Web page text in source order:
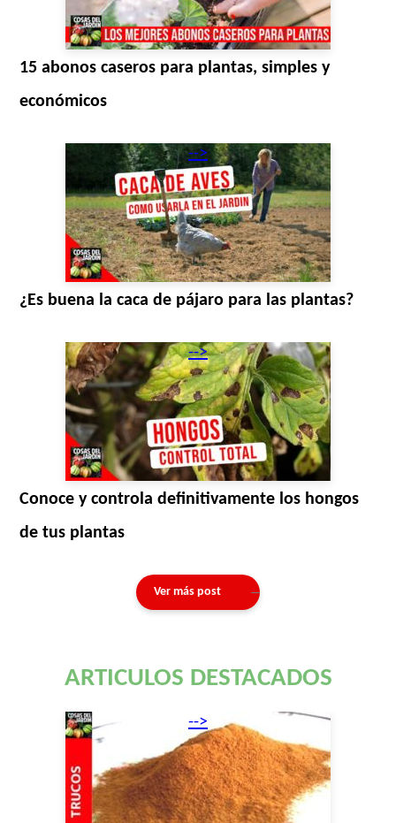
15 abonos caseros para plantas, simples y
económicos
-->
¿Es buena la caca de pájaro para las plantas?
-->
Conoce y controla definitivamente los hongos
de tus plantas
Ver más post
ARTICULOS DESTACADOS
-->